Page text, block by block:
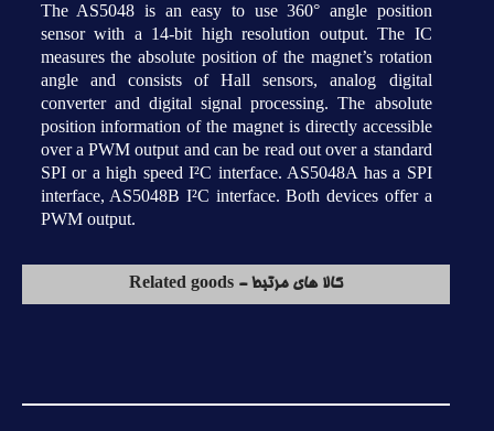
The AS5048 is an easy to use 360° angle position
sensor with a 14-bit high resolution output. The IC
measures the absolute position of the magnet’s rotation
angle and consists of Hall sensors, analog digital
converter and digital signal processing. The absolute
position information of the magnet is directly accessible
over a PWM output and can be read out over a standard
SPI or a high speed I²C interface. AS5048A has a SPI
interface, AS5048B I²C interface. Both devices offer a
PWM output.
کالا های مرتبط - Related goods